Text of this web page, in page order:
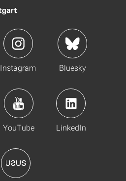
Instagram Bluesky
YouTube LinkedIn